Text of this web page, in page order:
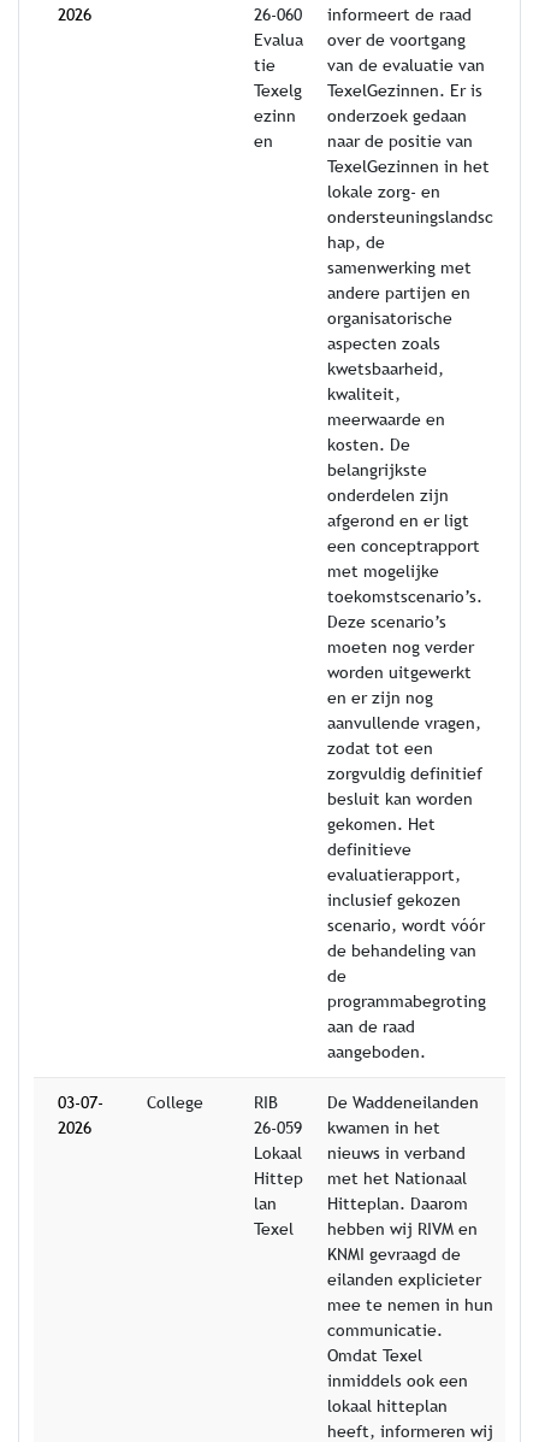
2026
26-060
Evalua
tie
Texelg
ezinn
en
informeert de raad
over de voortgang
van de evaluatie van
TexelGezinnen. Er is
onderzoek gedaan
naar de positie van
TexelGezinnen in het
lokale zorg- en
ondersteuningslandsc
hap, de
samenwerking met
andere partijen en
organisatorische
aspecten zoals
kwetsbaarheid,
kwaliteit,
meerwaarde en
kosten. De
belangrijkste
onderdelen zijn
afgerond en er ligt
een conceptrapport
met mogelijke
toekomstscenario’s.
Deze scenario’s
moeten nog verder
worden uitgewerkt
en er zijn nog
aanvullende vragen,
zodat tot een
zorgvuldig definitief
besluit kan worden
gekomen. Het
definitieve
evaluatierapport,
inclusief gekozen
scenario, wordt vóór
de behandeling van
de
programmabegroting
aan de raad
aangeboden.
03-07-
2026
College
RIB
26-059
Lokaal
Hittep
lan
Texel
De Waddeneilanden
kwamen in het
nieuws in verband
met het Nationaal
Hitteplan. Daarom
hebben wij RIVM en
KNMI gevraagd de
eilanden explicieter
mee te nemen in hun
communicatie.
Omdat Texel
inmiddels ook een
lokaal hitteplan
heeft, informeren wij